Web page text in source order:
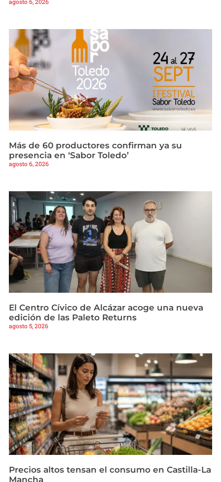
Más de 60 productores confirman ya su
presencia en ‘Sabor Toledo’
agosto 6, 2026
El Centro Cívico de Alcázar acoge una nueva
edición de las Paleto Returns
agosto 5, 2026
Precios altos tensan el consumo en Castilla-La
Mancha